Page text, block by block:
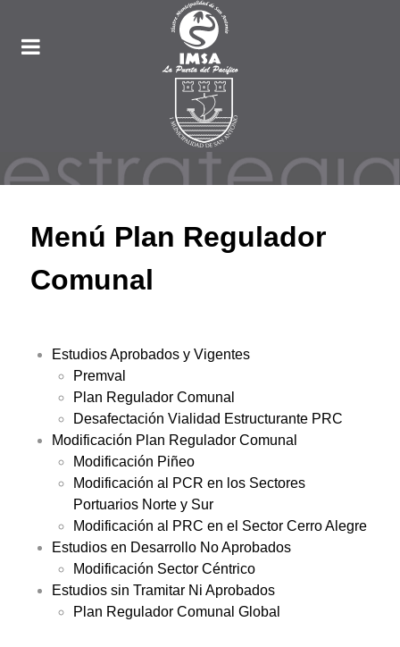
Menú Plan Regulador
Comunal
Estudios Aprobados y Vigentes
Premval
Plan Regulador Comunal
Desafectación Vialidad Estructurante PRC
Modificación Plan Regulador Comunal
Modificación Piñeo
Modificación al PCR en los Sectores
Portuarios Norte y Sur
Modificación al PRC en el Sector Cerro Alegre
Estudios en Desarrollo No Aprobados
Modificación Sector Céntrico
Estudios sin Tramitar Ni Aprobados
Plan Regulador Comunal Global